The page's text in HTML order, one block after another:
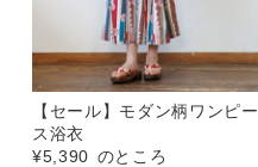
【セール】モダン柄ワンピー
ス浴衣
¥5,390 のところ